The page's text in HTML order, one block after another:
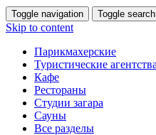
Toggle navigation Toggle search
Skip to content
Парикмахерские
Туристические агентства
Кафе
Рестораны
Студии загара
Сауны
Все разделы